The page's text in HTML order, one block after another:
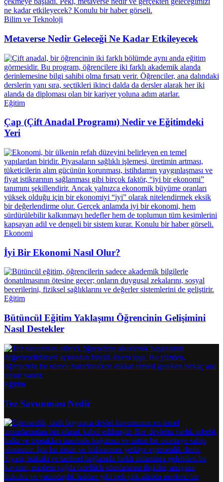
Bilim ve Teknoloji
Metaverse Nedir Geleceği Ne Kadar Etkileyecek
Eğitim
Çap (Çift Anadal Programı) Nedir ve Eğitimdeki
Yeri
Ekonomi
İyi Bir Ekonomi Nasıl Olur?
Eğitim
Bütüncül Eğitim Yaklaşımı Öğrencinin Gelişimini
Nasıl Destekler
Eğitim
Tez Savunması Nedir